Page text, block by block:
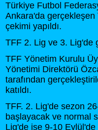
Türkiye Futbol
Ankara'da gerçekleşen
çekimi yapıldı.
TFF 2. Lig ve 3. Lig'de
TFF Yönetim Kurulu
Yönetimi Direktörü
tarafından
katıldı.
TFF. 2. Lig'de sezon
başlayacak ve normal
Lig'de ise 9-10